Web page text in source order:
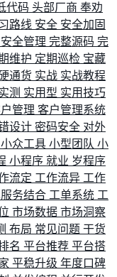
代码 头部厂商 奉劝
路线 安全 安全加固
安全管理 完整源码 完
维护 定期巡检 宝藏
通货 实战 实战教程
测 实用型 实用技巧
管理 客户管理系统
设计 密码安全 对外
小众工具 小型团队 小
小程序 就业 岁程序
流定 工作流异 工作
务结合 工单系统 工
市场数据 市场洞察
布局 常见问题 干货
名 平台推荐 平台搭
平稳升级 年度口碑